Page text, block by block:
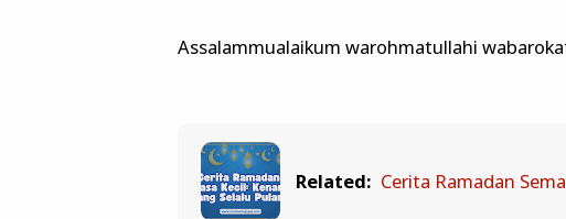
Assalammualaikum warohmatullahi
Related: Cerita Ramadan